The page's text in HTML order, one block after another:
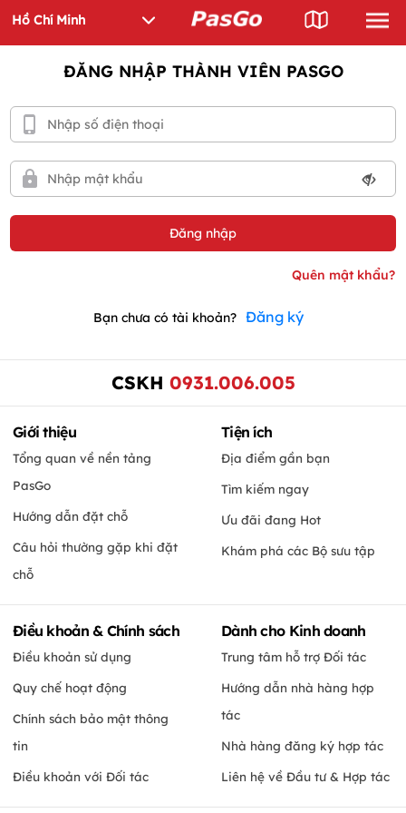
ĐĂNG NHẬP THÀNH VIÊN PASGO
Bạn chưa có tài khoản? Đăng ký
CSKH 0931.006.005
Giới thiệu
Tổng quan về nền tảng
PasGo
Hướng dẫn đặt chỗ
Câu hỏi thường gặp khi đặt
chỗ
Tiện ích
Địa điểm gần bạn
Tìm kiếm ngay
Ưu đãi đang Hot
Khám phá các Bộ sưu tập
Điều khoản & Chính sách
Điều khoản sử dụng
Quy chế hoạt động
Chính sách bảo mật thông
tin
Điều khoản với Đối tác
Dành cho Kinh doanh
Trung tâm hỗ trợ Đối tác
Hướng dẫn nhà hàng hợp
tác
Nhà hàng đăng ký hợp tác
Liên hệ về Đầu tư & Hợp tác